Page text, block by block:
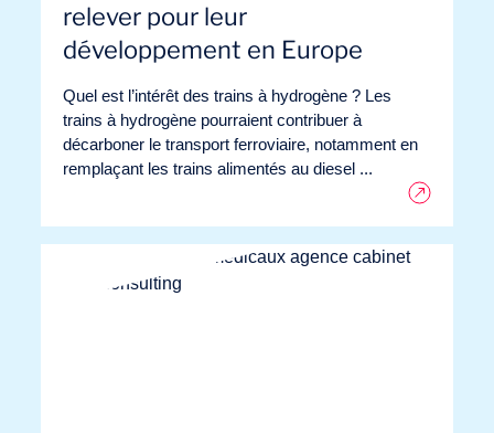
relever pour leur
développement en Europe
Quel est l’intérêt des trains à hydrogène ? Les
trains à hydrogène pourraient contribuer à
décarboner le transport ferroviaire, notamment en
remplaçant les trains alimentés au diesel ...